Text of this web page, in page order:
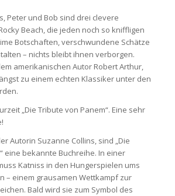
Peter und Bob sind drei clevere
Beach, die jeden noch so kniffligen
Botschaften, verschwundene Schätze
– nichts bleibt ihnen verborgen.
amerikanischen Autor Robert Arthur,
zu einem echten Klassiker unter den
„Die Tribute von Panem“. Eine sehr
Autorin Suzanne Collins, sind „Die
eine bekannte Buchreihe. In einer
Katniss in den Hungerspielen ums
– einem grausamen Wettkampf zur
Bald wird sie zum Symbol des